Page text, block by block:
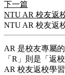
下一篇
NTU AR 校友返
NTU AR 校友返
AR 是校友專屬
「R」則是「返
AR 校友返校學